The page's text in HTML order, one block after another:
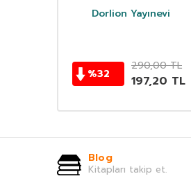
Dorlion Yayınevi
%32
290,00TL
197,20 TL
Blog
Kitapları takip et.